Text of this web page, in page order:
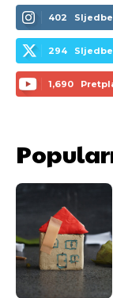
402
294
1,690